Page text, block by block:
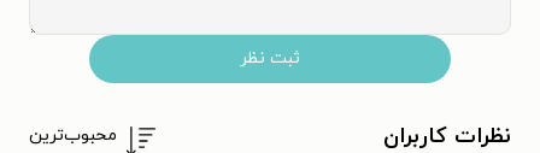
ثبت نظر
نظرات کاربران محبوب‌ترین